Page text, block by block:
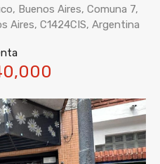
Buenos Aires, Comuna 7,
Aires, C1424CIS, Argentina